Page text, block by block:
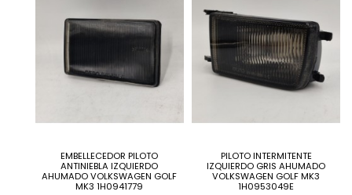
EMBELLECEDOR PILOTO
ANTINIEBLA IZQUIERDO
AHUMADO VOLKSWAGEN GOLF
MK3 1H0941779
PILOTO INTERMITENTE
IZQUIERDO GRIS AHUMADO
VOLKSWAGEN GOLF MK3
1H0953049E